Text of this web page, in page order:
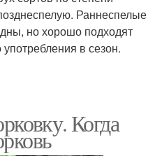
Раннеспелые
но хорошо подходят
в сезон.
Когда